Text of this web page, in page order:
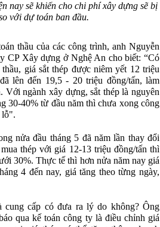
nay sẽ khiến cho chi phí xây dựng sẽ bị
với dự toán ban đầu.
thầu của các công trình, anh Nguyễn
CP Xây dựng ở Nghệ An cho biết: “Có
giá sắt thép được niêm yết 12 triệu
lên đến 19,5 - 20 triệu đồng/tấn, làm
Với ngành xây dựng, sắt thép là nguyên
30-40% từ đầu năm thì chưa xong công
lỗ".
nửa đầu tháng 5 đã năm lần thay đổi
thép với giá 12-13 triệu đồng/tấn thì
30%. Thực tế thì hơn nửa năm nay giá
4 đến nay, giá tăng theo từng ngày,
cấp có đưa ra lý do không? Ông
qua kế toán công ty là điều chỉnh giá